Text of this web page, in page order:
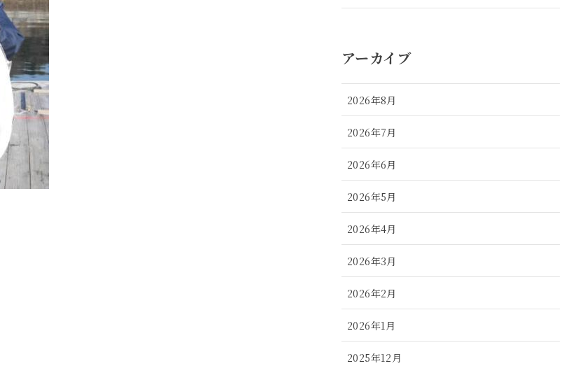
アーカイブ
2026年8月
2026年7月
2026年6月
2026年5月
2026年4月
2026年3月
2026年2月
2026年1月
2025年12月